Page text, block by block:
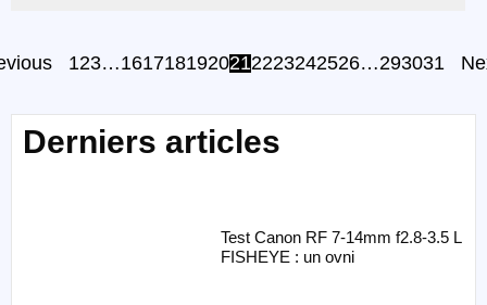
123…1617181920212223242526…293031
Derniers articles
Test Canon RF 7-14mm f2.8-3.5 L
FISHEYE : un ovni